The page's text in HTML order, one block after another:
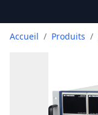
Accueil / Produits /